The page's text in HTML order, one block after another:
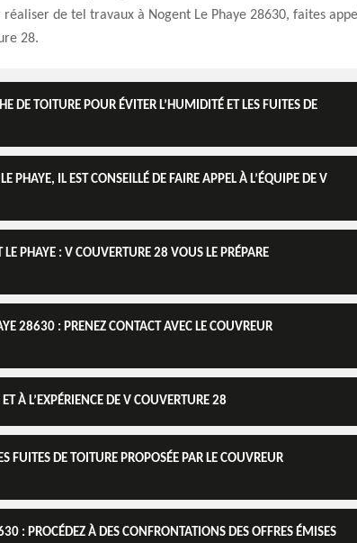
de tel travaux à Nogent Le Phaye 28630, faites
28.
DE TOITURE POUR ÉVITER L’HUMIDITÉ ET LES FUITES DE
IL EST CONSEILLÉ DE FAIRE APPEL À L’ÉQUIPE DE V
PHAYE : V COUVERTURE 28 VOUS LE PRÉPARE
28630 : PRENEZ CONTACT AVEC LE COUVREUR
À L’EXPÉRIENCE DE V COUVERTURE 28
FUITES DE TOITURE PROPOSÉE PAR LE COUVREUR
: PROCÉDEZ À DES CONFRONTATIONS DES OFFRES ÉMISES